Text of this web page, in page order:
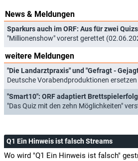
News & Meldungen
Sparkurs auch im ORF: Aus für zwei
"Millionenshow" vorerst gerettet
weitere Meldungen
Deutsche Vorabendproduktionen ersetzen US-
"Smart10": ORF adaptiert
"Das Quiz mit den zehn Möglichkeiten"
Q1 Ein Hinweis ist falsch Streams
Wo wird "Q1 Ein Hinweis ist falsch"